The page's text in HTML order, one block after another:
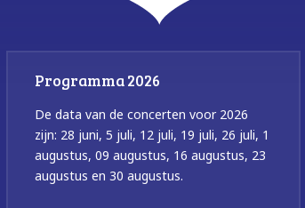
Programma 2026
De data van de concerten voor 2026
zijn: 28 juni, 5 juli, 12 juli, 19 juli, 26 juli, 1
augustus, 09 augustus, 16 augustus, 23
augustus en 30 augustus.